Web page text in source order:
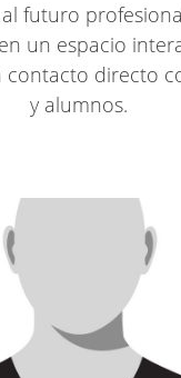
futuro
un espacio
contacto directo
y alumnos.